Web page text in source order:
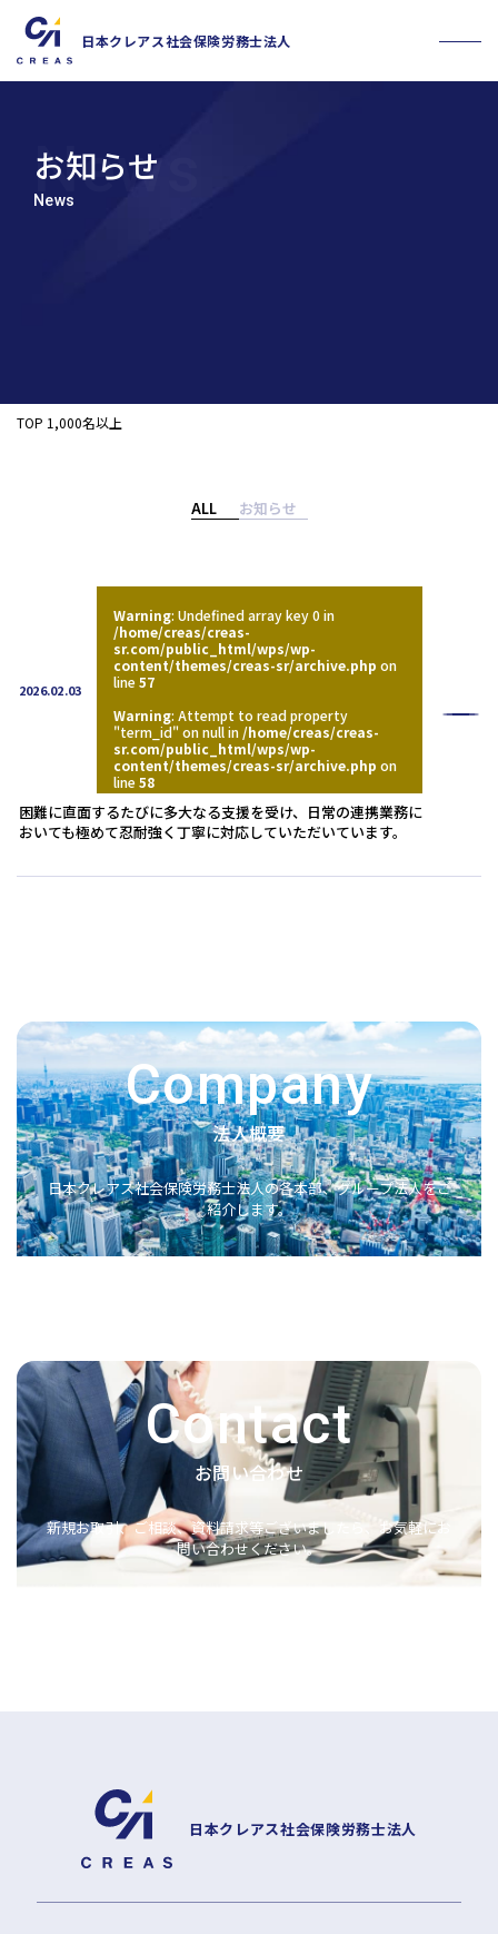
日本クレアス社会保険労務士法人
社会保険事務手続き等の代行
就業規則作成・改定
人事評価制度・人材育成
労務デューデリジェンス
労務コンプライアンス調査
お客様の声
セミナー情報
Webマガジン
News
お知らせ
TOP 1,000名以上
ALL お知らせ
2026.02.03
Warning: Undefined array key 0 in
/home/creas/creas-
sr.com/public_html/wps/wp-
content/themes/creas-sr/archive.php on
line57
Warning: Attempt to read property
"term_id" on null in /home/creas/creas-
sr.com/public_html/wps/wp-
content/themes/creas-sr/archive.php on
line58
困難に直面するたびに多大なる支援を受け、日常の連携業務に
おいても極めて忍耐強く丁寧に対応していただいています。
Company
法人概要
日本クレアス社会保険労務士法人の各本部、グループ法人をご
紹介します。
Contact
お問い合わせ
新規お取引、ご相談、資料請求等ございましたら、お気軽にお
問い合わせください。
日本クレアス社会保険労務士法人